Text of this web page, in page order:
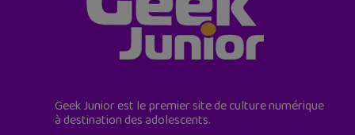
Geek Junior est le premier site de culture numérique
à destination des adolescents.